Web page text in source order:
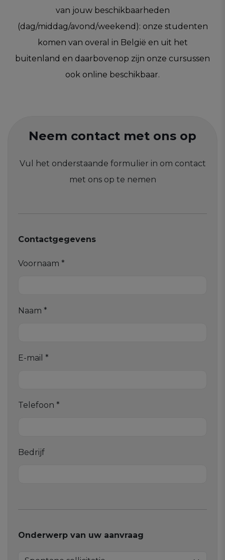
van jouw beschikbaarheden
(dag/middag/avond/weekend): onze studenten
komen van overal in België en uit het
buitenland en daarbovenop zijn onze cursussen
ook online beschikbaar.
Neem contact met ons op
Vul het onderstaande formulier in om contact
met ons op te nemen
Contactgegevens
Voornaam *
Naam *
E-mail *
Telefoon *
Bedrijf
Onderwerp van uw aanvraag